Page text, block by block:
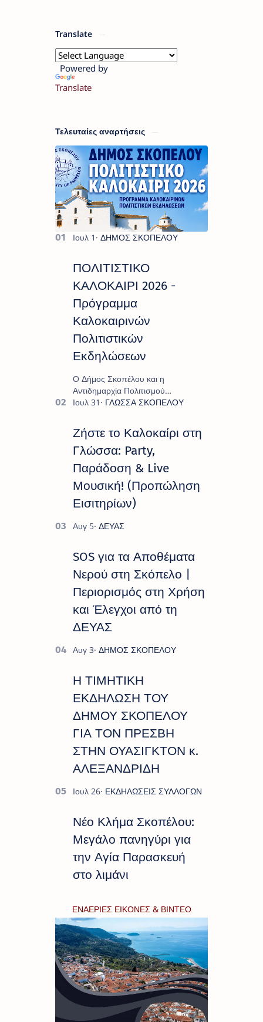
Translate
Powered by
Translate
Τελευταίες αναρτήσεις
ΠΟΛΙΤΙΣΤΙΚΟ
ΚΑΛΟΚΑΙΡΙ 2026 -
Πρόγραμμα
Καλοκαιρινών
Πολιτιστικών
Εκδηλώσεων
Ο Δήμος Σκοπέλου και η
Αντιδημαρχία Πολιτισμού
παρουσιάζουν το πρόγραμμα «
πρόγραμμα εκδ…
Ζήστε το Καλοκαίρι στη
Γλώσσα: Party,
Παράδοση & Live
Μουσική! (Προπώληση
Εισιτηρίων)
SOS για τα Αποθέματα
Νερού στη Σκόπελο |
Περιορισμός στη Χρήση
και Έλεγχοι από τη
ΔΕΥΑΣ
Η ΤΙΜΗΤΙΚΗ
ΕΚΔΗΛΩΣΗ ΤΟΥ
ΔΗΜΟΥ ΣΚΟΠΕΛΟΥ
ΓΙΑ ΤΟΝ ΠΡΕΣΒΗ
ΣΤΗΝ ΟΥΑΣΙΓΚΤΟΝ κ.
ΑΛΕΞΑΝΔΡΙΔΗ
Νέο Κλήμα Σκοπέλου:
Μεγάλο πανηγύρι για
την Αγία Παρασκευή
στο λιμάνι
ΕΝΑΕΡΙΕΣ ΕΙΚΟΝΕΣ & ΒΙΝΤΕΟ